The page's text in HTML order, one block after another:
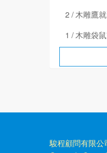
2 / 木雕鷹
1 / 木雕袋
駿程顧問有限公